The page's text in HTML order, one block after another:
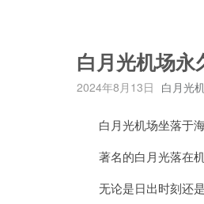
白月光机场永
2024年8月13日 白月光
白月光机场坐落于海
著名的白月光落在机
无论是日出时刻还是